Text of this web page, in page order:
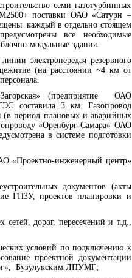
семи газотурбинных
поставки ОАО «Сатурн –
каждый в отдельно стоящем
все необходимые
модульные здания.
электропередач резервного
(на расстоянии ~4 км от
(предприятие ОАО
составила 3 км. Газопровод
(в период плановых и аварийных
«Оренбург-Самара» ОАО
в системе подготовки
«Проектно-инженерный центр»
документов (акты
ГПЗУ, проектов планировки и
сетей, дорог, пересечений и т.д.,
условий по подключению к
проектной документации
Бузулукским ЛПУМГ;